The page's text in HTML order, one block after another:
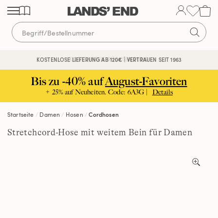
Direkt
zum
Inhalt
Direkt
zur
Navigation
Direkt
zur
Suche
KOSTENLOSE LIEFERUNG AB 120€ | VERTRAUEN SEIT 1963
KOSTENFREIE RÜCKSENDUNG
Bis zu -40% aufAugust-Favoriten
+ 25% auf Neuheiten. Code: 6A3G | Details
Startseite Damen Hosen Cordhosen
Stretchcord-Hose mit weitem Bein für Damen